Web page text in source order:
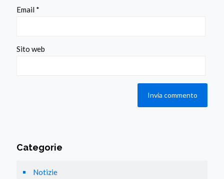
Email *
Sito web
Categorie
Notizie